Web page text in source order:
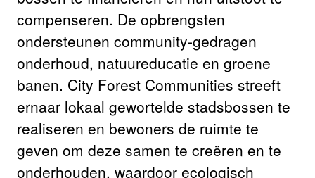
compenseren. De opbrengsten
ondersteunen community-gedragen
onderhoud, natuureducatie en groene
banen. City Forest Communities streeft
ernaar lokaal gewortelde stadsbossen te
realiseren en bewoners de ruimte te
geven om deze samen te creëren en te
onderhouden, waardoor ecologisch